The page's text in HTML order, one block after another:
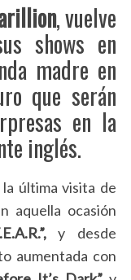
, vuelve
shows en
madre en
que serán
en la
inglés.
última visita de
aquella ocasión
y desde
aumentada con